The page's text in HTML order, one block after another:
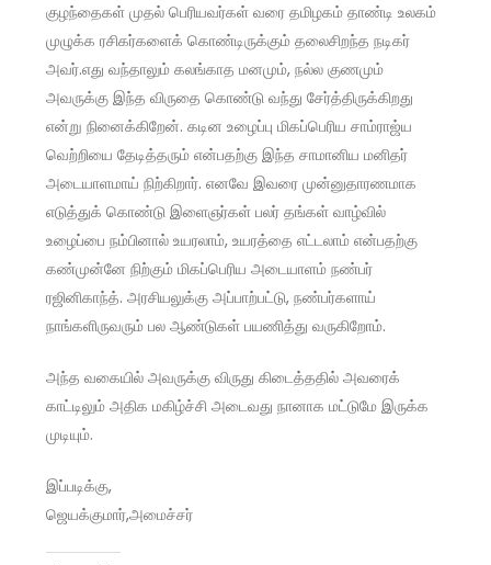
குழந்தைகள் முதல் பெரியவர்கள் வரை தமிழகம் தாண்டி உலகம்
முழுக்க ரசிகர்களைக் கொண்டிருக்கும் தலைசிறந்த நடிகர்
அவர்.எது வந்தாலும் கலங்காத மனமும், நல்ல குணமும்
அவருக்கு இந்த விருதை கொண்டு வந்து சேர்த்திருக்கிறது
என்று நினைக்கிறேன். கடின உழைப்பு மிகப்பெரிய சாம்ராஜ்ய
வெற்றியை தேடித்தரும் என்பதற்கு இந்த சாமானிய மனிதர்
அடையாளமாய் நிற்கிறார். எனவே இவரை முன்னுதாரணமாக
எடுத்துக் கொண்டு இளைஞர்கள் பலர் தங்கள் வாழ்வில்
உழைப்பை நம்பினால் உயரலாம், உயரத்தை எட்டலாம் என்பதற்கு
கண்முன்னே நிற்கும் மிகப்பெரிய அடையாளம் நண்பர்
ரஜினிகாந்த். அரசியலுக்கு அப்பாற்பட்டு, நண்பர்களாய்
நாங்களிருவரும் பல ஆண்டுகள் பயணித்து வருகிறோம்.
அந்த வகையில் அவருக்கு விருது கிடைத்ததில் அவரைக்
காட்டிலும் அதிக மகிழ்ச்சி அடைவது நானாக மட்டுமே இருக்க
முடியும்.
இப்படிக்கு,
ஜெயக்குமார்,அமைச்சர்